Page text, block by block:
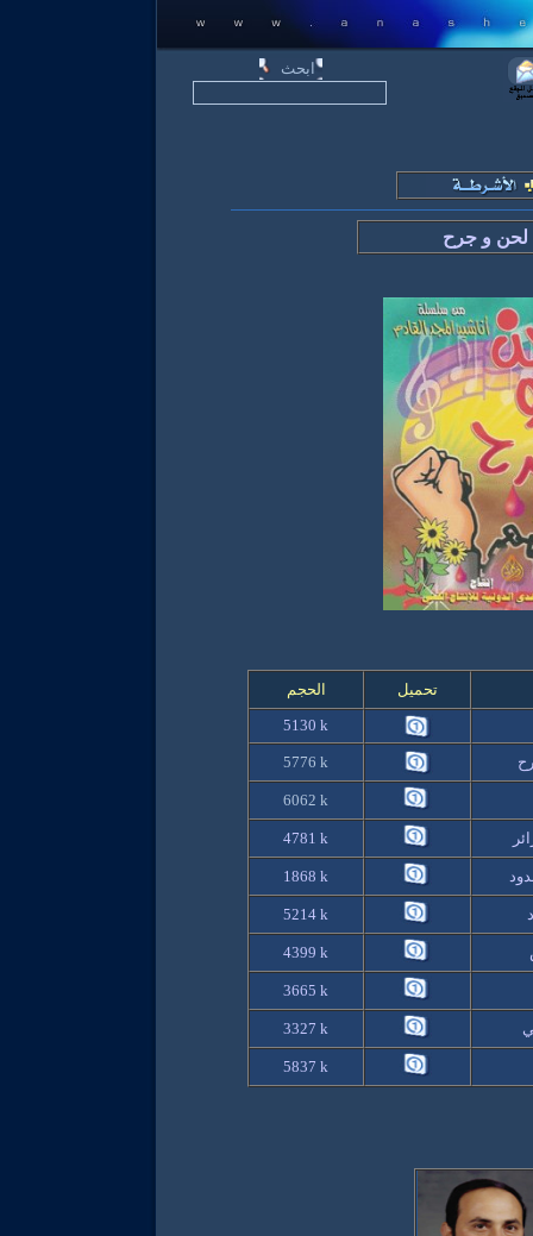
لحن و جرح
الحجم
تحميل
5130 k
5776 k
6062 k
4781 k
1868 k
5214 k
4399 k
3665 k
3327 k
5837 k